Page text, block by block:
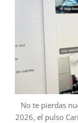
No te pierdas
2026, el pulso